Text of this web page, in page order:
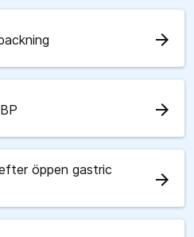
arrow_forward
arrow_forward
öppen gastric
arrow_forward